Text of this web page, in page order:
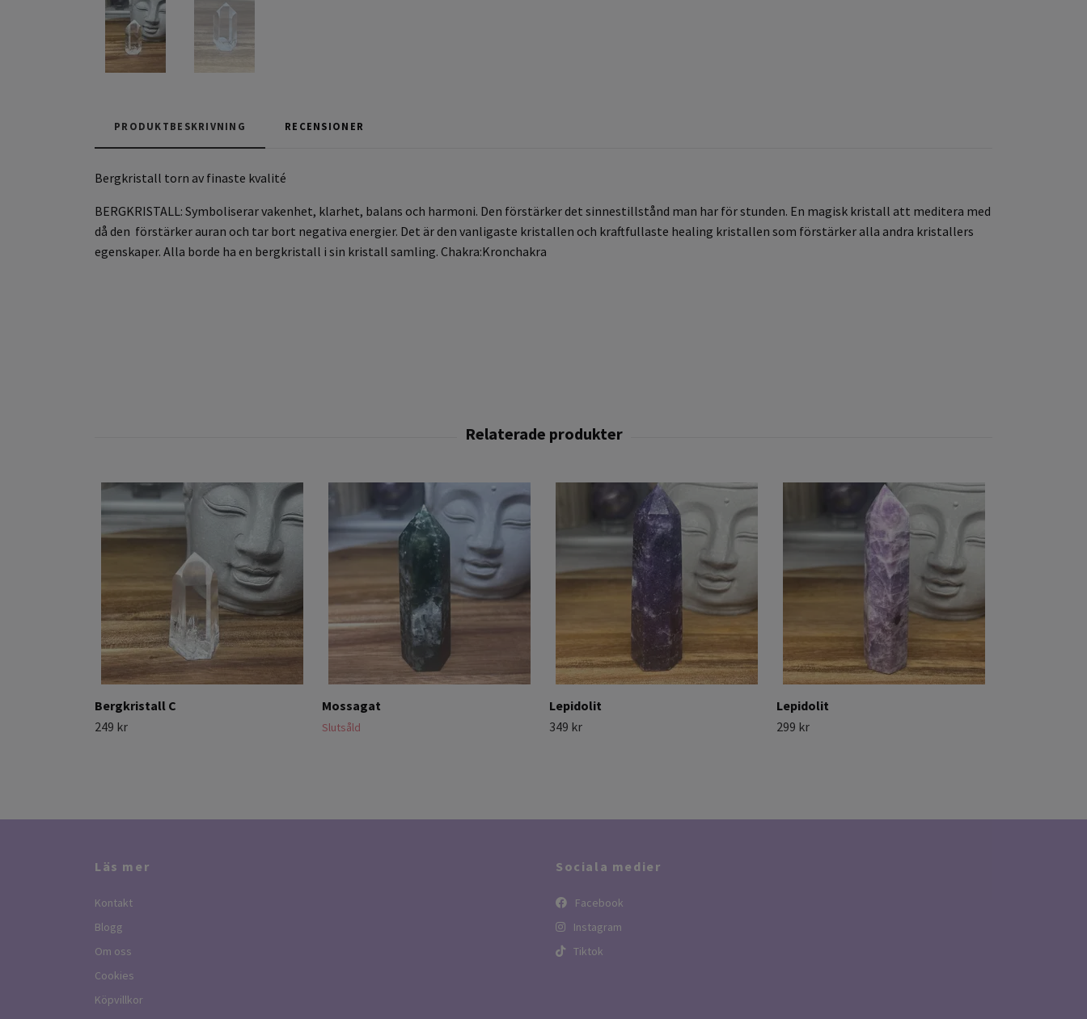
PRODUKTBESKRIVNING RECENSIONER
Bergkristall torn av finaste kvalité
BERGKRISTALL: Symboliserar vakenhet, klarhet, balans och harmoni. Den förstärker det sinnestillstånd man har för stunden. En magisk kristall att meditera med
då den förstärker auran och tar bort negativa energier. Det är den vanligaste kristallen och kraftfullaste healing kristallen som förstärker alla andra kristallers
egenskaper. Alla borde ha en bergkristall i sin kristall samling. Chakra:Kronchakra
Bergkristall C
249 kr
Mossagat
Slutsåld
Lepidolit
349 kr
Lepidolit
299 kr
Läs mer
Kontakt
Blogg
Om oss
Cookies
Köpvillkor
Sociala medier
Facebook
Instagram
Tiktok